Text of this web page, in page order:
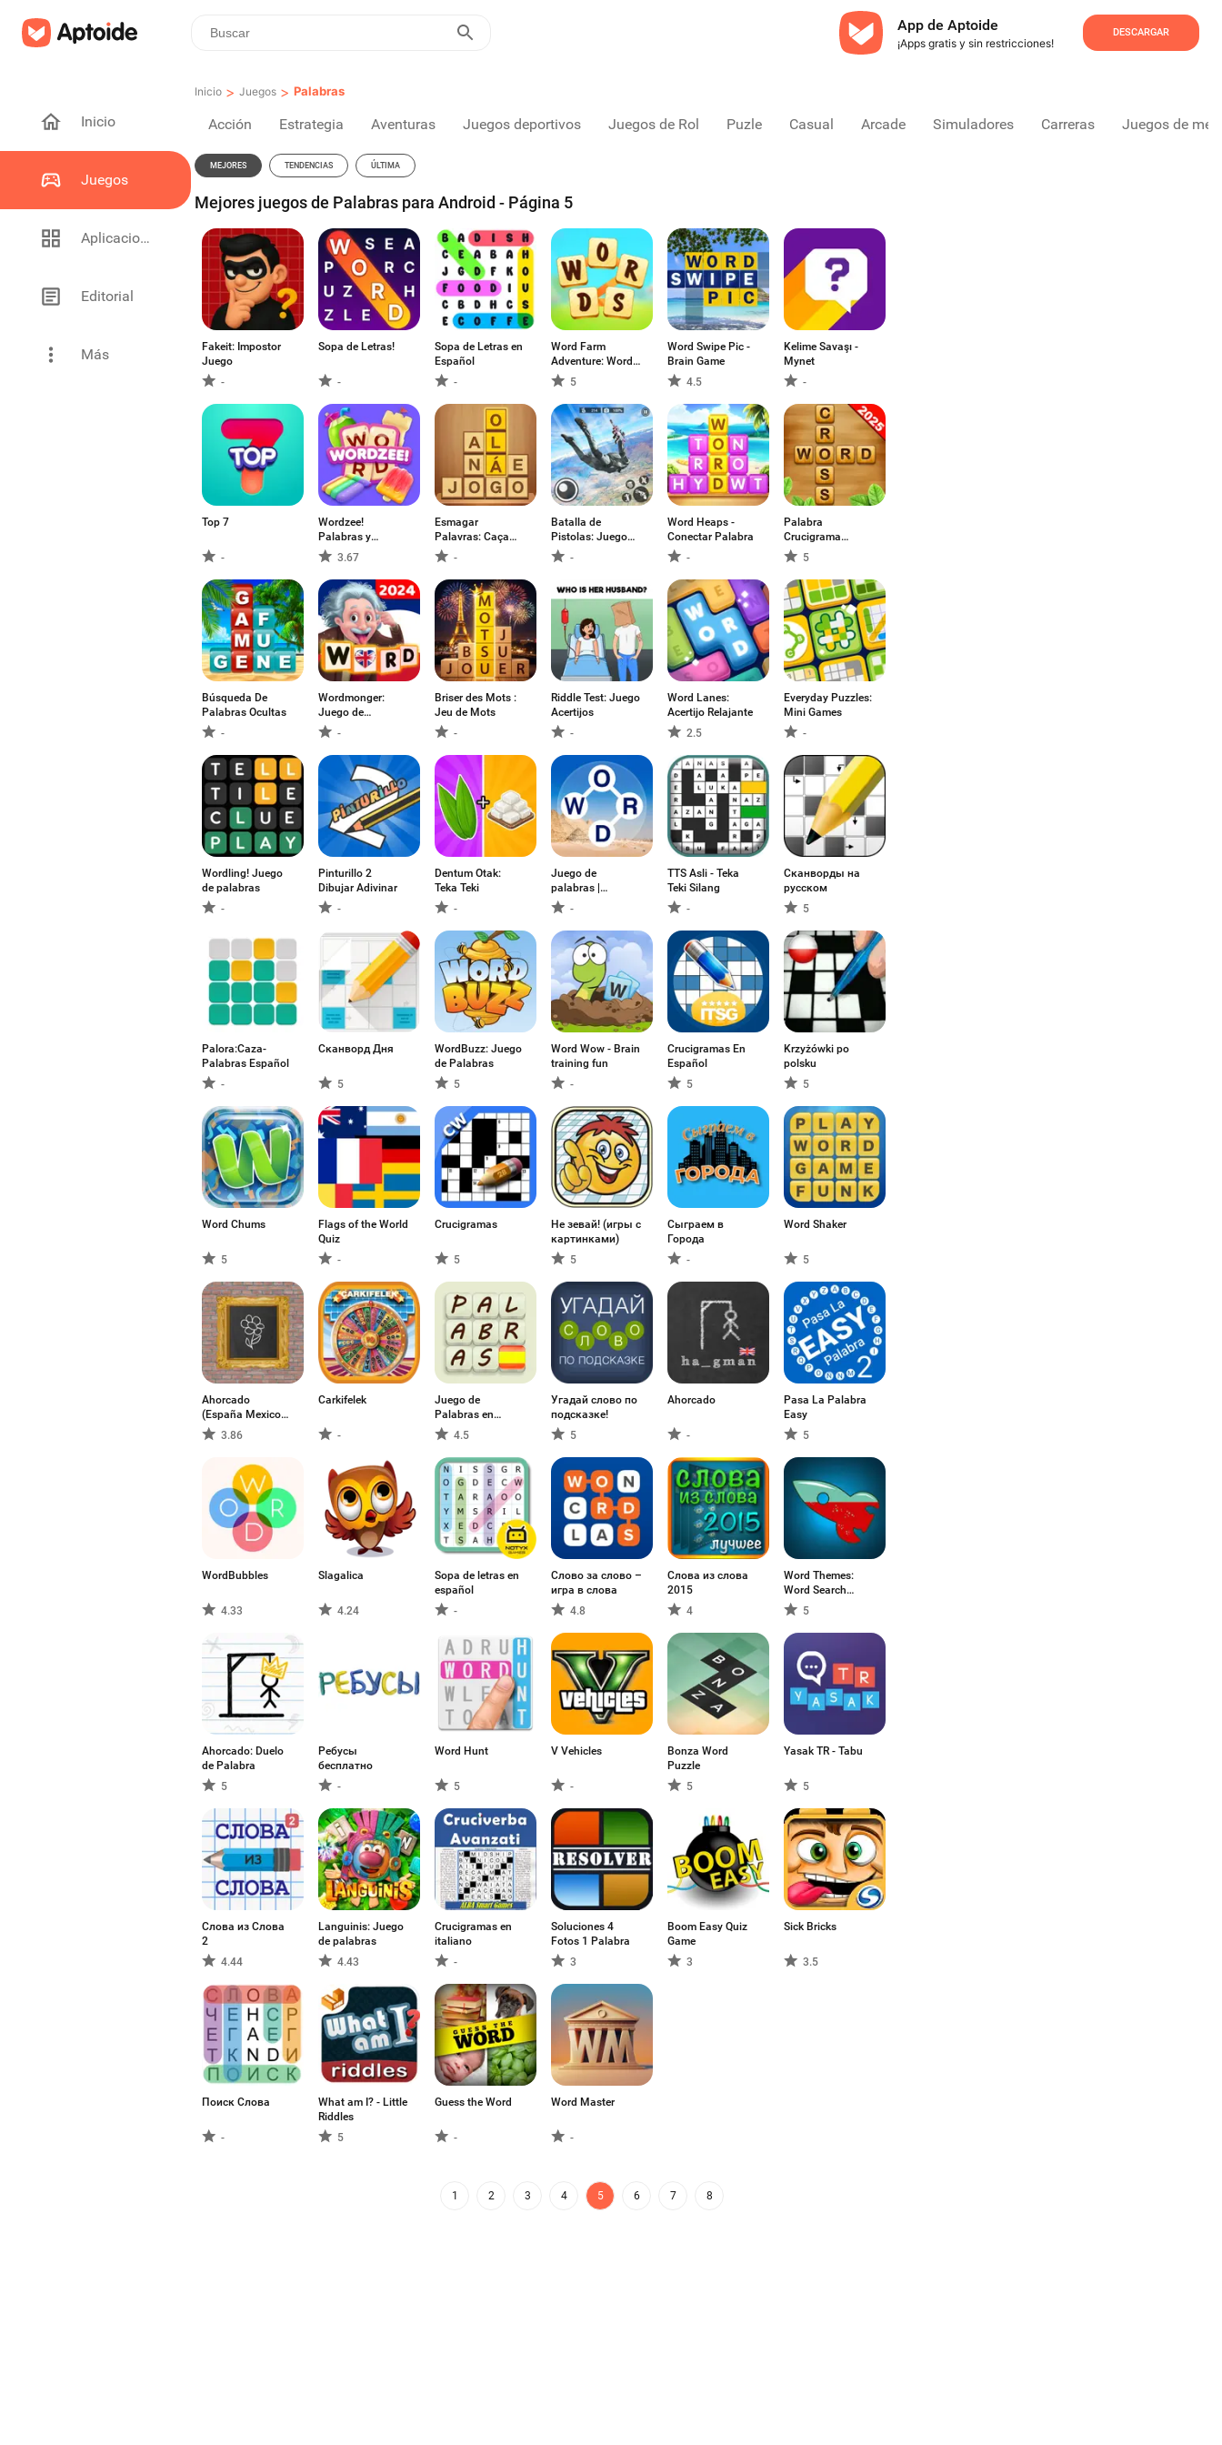
App de Aptoide
¡Apps gratis y sin restricciones!
DESCARGAR
Inicio
Juegos
Aplicaciones
Editorial
Más
Inicio > Juegos > Palabras
Acción Estrategia Aventuras Juegos deportivos Juegos de Rol Puzle Casual Arcade Simuladores Carreras Juegos de
MEJORES TENDENCIAS ÚLTIMA
Mejores juegos de Palabras para Android - Página 5
Fakeit: Impostor
Juego
-
Sopa de Letras!
-
Sopa de Letras en
Español
-
Word Farm
Adventure: Word
Game5
Word Swipe Pic -
Brain Game
4.5
Kelime Savaşı -
Mynet
-
Top 7
-
Wordzee!
Palabras y
amigos
3.67
Esmagar
Palavras: Caça
Palavra
-
Batalla de
Pistolas: Juego
FPS -
Word Heaps -
Conectar Palabra
-
Palabra
Crucigrama
Búsqueda
5
Búsqueda De
Palabras Ocultas
-
Wordmonger:
Juego de
Palabras
-
Briser des Mots :
Jeu de Mots
-
Riddle Test: Juego
Acertijos
-
Word Lanes:
Acertijo Relajante
2.5
Everyday Puzzles:
Mini Games
-
Wordling! Juego
de palabras
-
Pinturillo 2
Dibujar Adivinar
-
Dentum Otak:
Teka Teki
-
Juego de
palabras |
Crucigrama
-
TTS Asli - Teka
Teki Silang
-
Сканворды на
русском
5
Palora:Caza-
Palabras Español
-
Сканворд Дня
5
WordBuzz: Juego
de Palabras
5
Word Wow - Brain
training fun
-
Crucigramas En
Español
5
Krzyżówki po
polsku
5
Word Chums
5
Flags of the World
Quiz
-
Crucigramas
5
Не зевай! (игры с
картинками)
5
Сыграем в
Города
-
Word Shaker
5
Ahorcado
(España Mexico
Argentina Chile
Colombia)
3.86
Carkifelek
-
Juego de
Palabras en
Español
4.5
Угадай слово по
подсказке!
5
Ahorcado
-
Pasa La Palabra
Easy
5
WordBubbles
4.33
Slagalica
4.24
Sopa de letras en
español
-
Слово за слово –
игра в слова
4.8
Слова из слова
2015
4
Word Themes:
Word Search
Game5
Ahorcado: Duelo
de Palabra
5
Ребусы
бесплатно
-
Word Hunt
5
V Vehicles
-
Bonza Word
Puzzle
5
Yasak TR - Tabu
5
Слова из Слова
2
4.44
Languinis: Juego
de palabras
4.43
Crucigramas en
italiano
-
Soluciones 4
Fotos 1 Palabra
3
Boom Easy Quiz
Game
3
Sick Bricks
3.5
Поиск Слова
-
What am I? - Little
Riddles
5
Guess the Word
-
Word Master
-
1 2 3 4 5 6 7 8